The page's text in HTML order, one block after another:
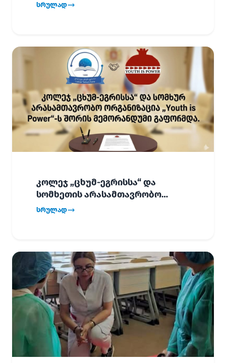
სრულად
კოლეჯ „ცხუმ-ეგრისსა“ და
სომხეთის არასამთავრობო
ორგანიზაცია „Youth is Power“-ს
სრულად